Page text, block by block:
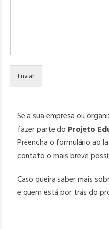
Enviar
Se a sua empresa ou
fazer parte do Projeto
Preencha o formulário ao
contato o mais breve
Caso queira saber mais
e quem está por trás do